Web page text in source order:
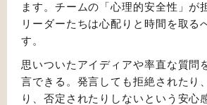
ます。チームの「心理的安全性」が
リーダーたちは心配りと時間を取る
す。
思いついたアイディアや率直な質問
言できる。発言しても拒絶されたり
り、否定されたりしないという安心